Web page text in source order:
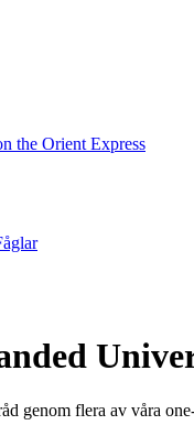
the Orient Express
genom flera av våra